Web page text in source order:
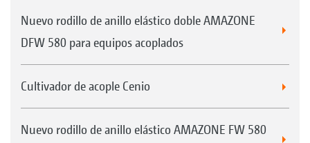
Nuevo rodillo de anillo elástico doble AMAZONE
DFW 580 para equipos acoplados
Cultivador de acople Cenio
Nuevo rodillo de anillo elástico AMAZONE FW 580